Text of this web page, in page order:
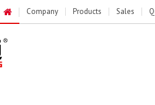
Company Products Sales